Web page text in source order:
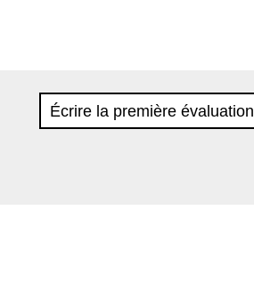
Écrire la première évaluation